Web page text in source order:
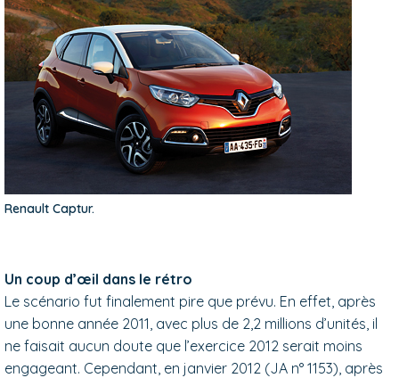
Renault Captur.
Un coup d’œil dans le rétro
Le scénario fut finalement pire que prévu. En effet, après
une bonne année 2011, avec plus de 2,2 millions d’unités, il
ne faisait aucun doute que l’exercice 2012 serait moins
engageant. Cependant, en janvier 2012 (JA n° 1153), après